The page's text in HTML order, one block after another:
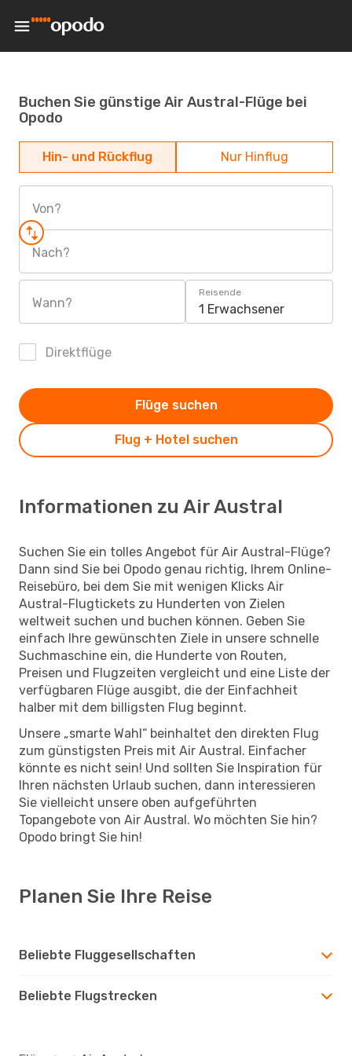
Buchen Sie günstige Air Austral-Flüge bei
Opodo
Hin- und Rückflug Nur Hinflug
Von?
Nach?
Wann?
Reisende
1 Erwachsener
Direktflüge
Flug + Hotel suchen
Flüge suchen
Informationen zu Air Austral
Suchen Sie ein tolles Angebot für Air Austral-Flüge?
Dann sind Sie bei Opodo genau richtig, Ihrem Online-
Reisebüro, bei dem Sie mit wenigen Klicks Air
Austral-Flugtickets zu Hunderten von Zielen
weltweit suchen und buchen können. Geben Sie
einfach Ihre gewünschten Ziele in unsere schnelle
Suchmaschine ein, die Hunderte von Routen,
Preisen und Flugzeiten vergleicht und eine Liste der
verfügbaren Flüge ausgibt, die der Einfachheit
halber mit dem billigsten Flug beginnt.
Unsere „smarte Wahl“ beinhaltet den direkten Flug
zum günstigsten Preis mit Air Austral. Einfacher
könnte es nicht sein! Und sollten Sie Inspiration für
Ihren nächsten Urlaub suchen, dann interessieren
Sie vielleicht unsere oben aufgeführten
Topangebote von Air Austral. Wo möchten Sie hin?
Opodo bringt Sie hin!
Planen Sie Ihre Reise
Beliebte Fluggesellschaften
Beliebte Flugstrecken